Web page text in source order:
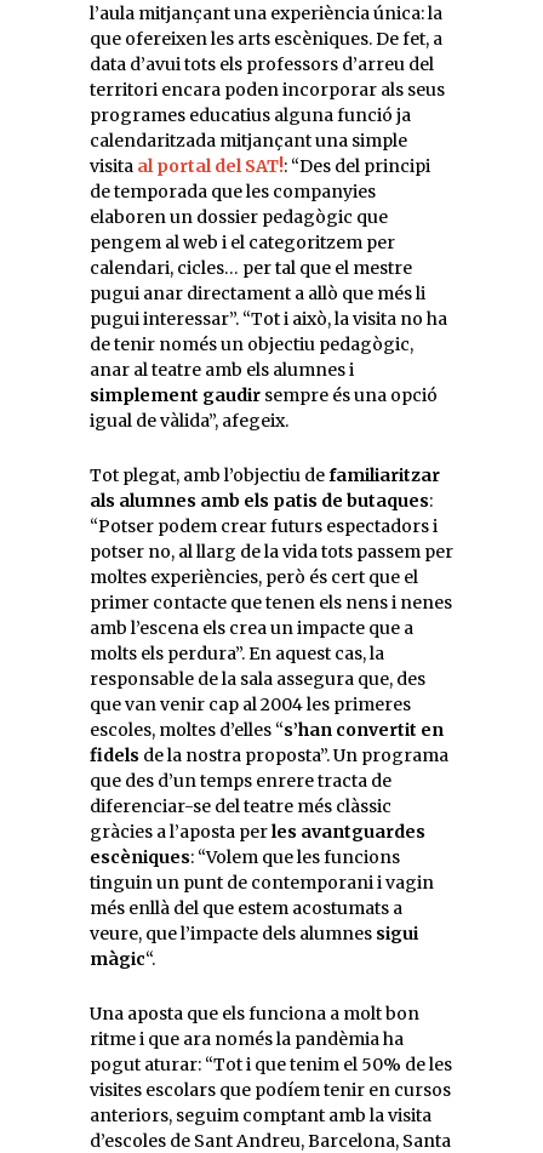
l’aula mitjançant una experiència única: la
que ofereixen les arts escèniques. De fet, a
data d’avui tots els professors d’arreu del
territori encara poden incorporar als seus
programes educatius alguna funció ja
calendaritzada mitjançant una simple
visita al portal del SAT!: “Des del principi
de temporada que les companyies
elaboren un dossier pedagògic que
pengem al web i el categoritzem per
calendari, cicles… per tal que el mestre
pugui anar directament a allò que més li
pugui interessar”. “Tot i això, la visita no ha
de tenir només un objectiu pedagògic,
anar al teatre amb els alumnes i
simplement gaudir sempre és una opció
igual de vàlida”, afegeix.
Tot plegat, amb l’objectiu defamiliaritzar
als alumnes amb els patis de butaques:
“Potser podem crear futurs espectadors i
potser no, al llarg de la vida tots passem per
moltes experiències, però és cert que el
primer contacte que tenen els nens i nenes
amb l’escena els crea un impacte que a
molts els perdura”. En aquest cas, la
responsable de la sala assegura que, des
que van venir cap al 2004 les primeres
escoles, moltes d’elles “s’han convertit en
fidels de la nostra proposta”. Un programa
que des d’un temps enrere tracta de
diferenciar-se del teatre més clàssic
gràcies a l’aposta perles avantguardes
escèniques: “Volem que les funcions
tinguin un punt de contemporani i vagin
més enllà del que estem acostumats a
veure, que l’impacte dels alumnes sigui
màgic“.
Una aposta que els funciona a molt bon
ritme i que ara només la pandèmia ha
pogut aturar: “Tot i que tenim el 50% de les
visites escolars que podíem tenir en cursos
anteriors, seguim comptant amb la visita
d’escoles de Sant Andreu, Barcelona, Santa